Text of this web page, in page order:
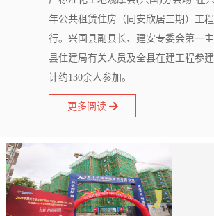
年公共租赁住房（同安欣居三期）工
行。兴国县副县长、建安专委会第一主
县住建局有关人员及全县在建工程参
计约130余人参加。
更多阅读